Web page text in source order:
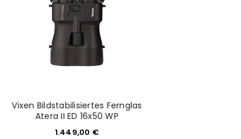
Vixen Bildstabilisiertes Fernglas
Atera II ED 16x50 WP
1.449,00 €